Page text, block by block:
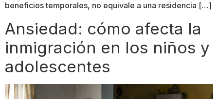
beneficios temporales, no equivale a una residencia […]
Ansiedad: cómo afecta la
inmigración en los niños y
adolescentes